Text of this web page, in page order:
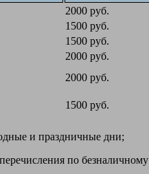
2000 руб.
1500 руб.
1500 руб.
2000 руб.
2000 руб.
1500 руб.
и праздничные дни;
по безналичному